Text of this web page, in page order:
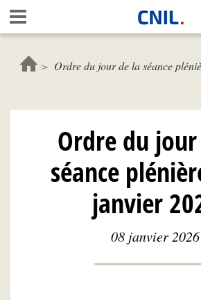
Aller
au
contenu
principal
Ordre du jour de la séance
Ordre du
séance
janvier
08 janvier 2026
Gestion de vos préférences sur les cookies